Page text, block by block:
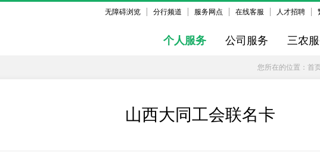
无障碍浏览 分行频道 服务网点 在线客服 人才招聘
个人服务 公司服务 三农
您所在的位置： 首
山西大同工会联名卡